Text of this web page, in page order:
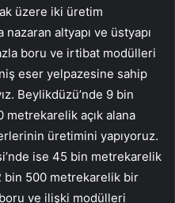
üzere iki üretim
altyapı ve üstyapı
boru ve irtibat modülleri
eser yelpazesine sahip
Beylikdüzü’nde 9 bin
metrekarelik açık alana
üretimini yapıyoruz.
ise 45 bin metrekarelik
bin 500 metrekarelik bir
ve ilişki modülleri